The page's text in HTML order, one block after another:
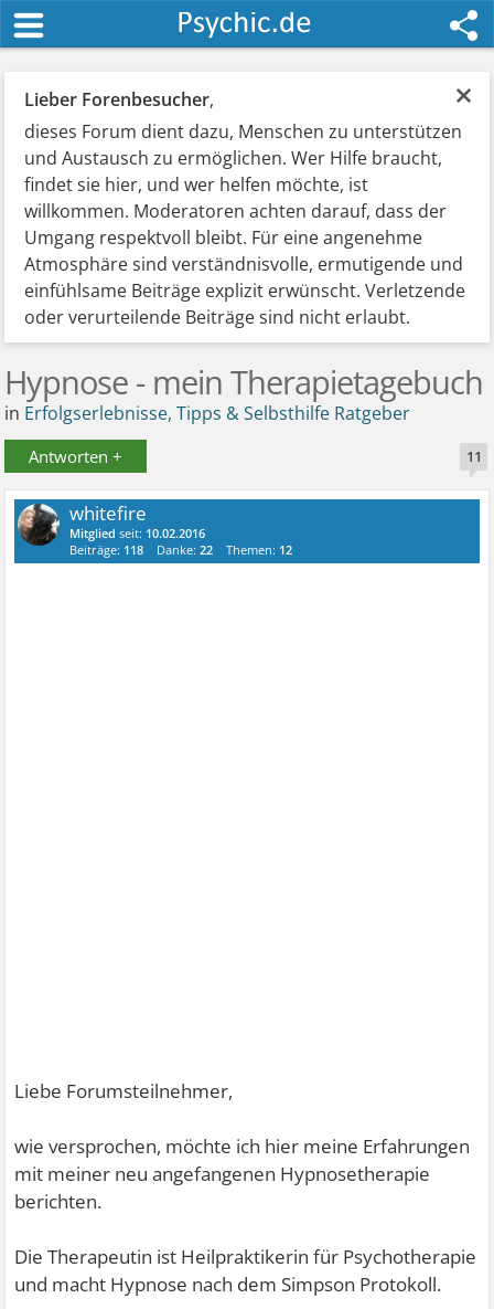
×
Lieber Forenbesucher,
dieses Forum dient dazu, Menschen zu unterstützen
und Austausch zu ermöglichen. Wer Hilfe braucht,
findet sie hier, und wer helfen möchte, ist
willkommen. Moderatoren achten darauf, dass der
Umgang respektvoll bleibt. Für eine angenehme
Atmosphäre sind verständnisvolle, ermutigende und
einfühlsame Beiträge explizit erwünscht. Verletzende
oder verurteilende Beiträge sind nicht erlaubt.
Hypnose - mein Therapietagebuch
in Erfolgserlebnisse, Tipps & Selbsthilfe Ratgeber
Antworten + 11
whitefire
Mitglied seit: 10.02.2016
Beiträge: 118 Danke:22 Themen: 12
Liebe Forumsteilnehmer,
wie versprochen, möchte ich hier meine Erfahrungen
mit meiner neu angefangenen Hypnosetherapie
berichten.
Die Therapeutin ist Heilpraktikerin für Psychotherapie
und macht Hypnose nach dem Simpson Protokoll.